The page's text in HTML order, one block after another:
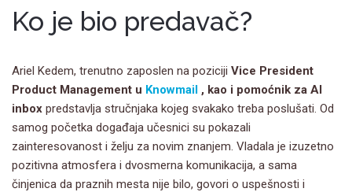
Ko je bio predavač?
Ariel Kedem, trenutno zaposlen na poziciji Vice President
Product Management u Knowmail , kao i pomoćnik za Al
inbox predstavlja stručnjaka kojeg svakako treba poslušati. Od
samog početka događaja učesnici su pokazali
zainteresovanost i želju za novim znanjem. Vladala je izuzetno
pozitivna atmosfera i dvosmerna komunikacija, a sama
činjenica da praznih mesta nije bilo, govori o uspešnosti i